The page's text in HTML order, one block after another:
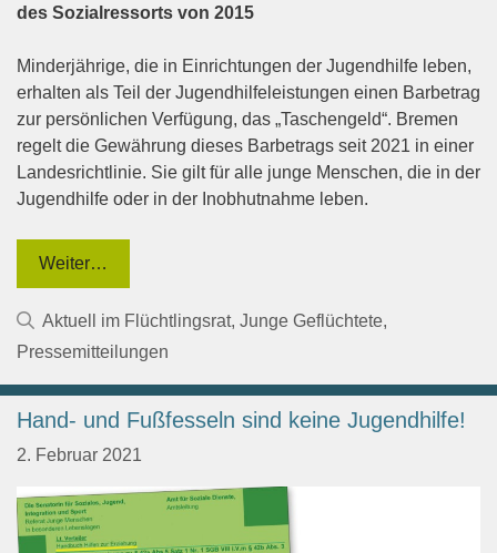
des Sozialressorts von 2015
Minderjährige, die in Einrichtungen der Jugendhilfe leben,
erhalten als Teil der Jugendhilfeleistungen einen Barbetrag
zur persönlichen Verfügung, das „Taschengeld“. Bremen
regelt die Gewährung dieses Barbetrags seit 2021 in einer
Landesrichtlinie. Sie gilt für alle junge Menschen, die in der
Jugendhilfe oder in der Inobhutnahme leben.
Weiter…
Kategorien
Aktuell im Flüchtlingsrat, Junge Geflüchtete,
Pressemitteilungen
Hand- und Fußfesseln sind keine Jugendhilfe!
2. Februar 2021